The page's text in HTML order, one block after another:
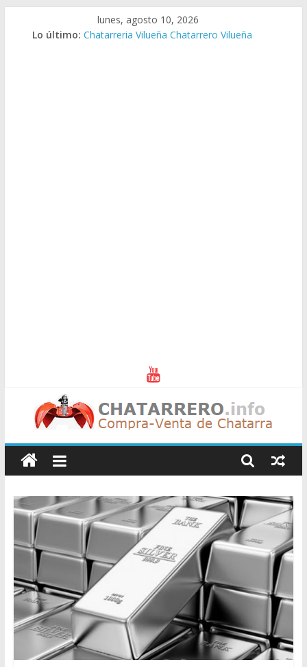
lunes, agosto 10, 2026
Lo último: Chatarreria Vilueña Chatarrero Vilueña
Chatarreros
–
Precio
de
Chatarra
Directorio
Chatarreros